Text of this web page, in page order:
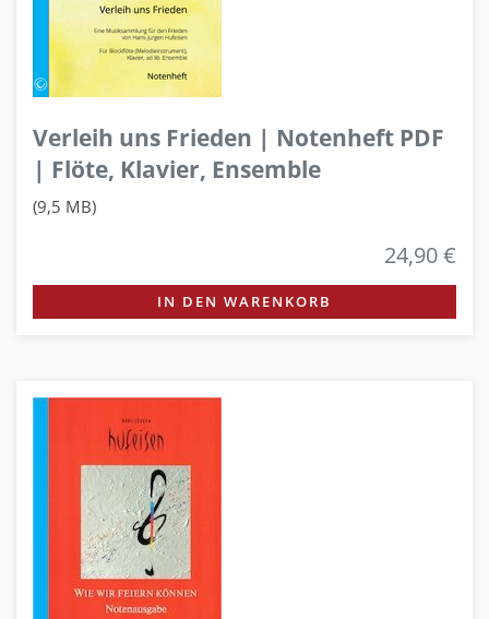
Verleih uns Frieden | Notenheft PDF
| Flöte, Klavier, Ensemble
(9,5 MB)
24,90 €
IN DEN WARENKORB